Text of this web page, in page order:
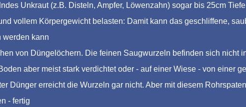
Unkraut (z.B. Disteln, Ampfer, Löwenzahn) sogar bis 25cm
vollem Körpergewicht belasten: Damit kann das geschliffene,
werden kann
von Düngelöchern. Die feinen Saugwurzeln befinden sich nicht
aber meist stark verdichtet oder - auf einer Wiese - von einer
Dünger erreicht die Wurzeln gar nicht. Aber mit diesem
- fertig